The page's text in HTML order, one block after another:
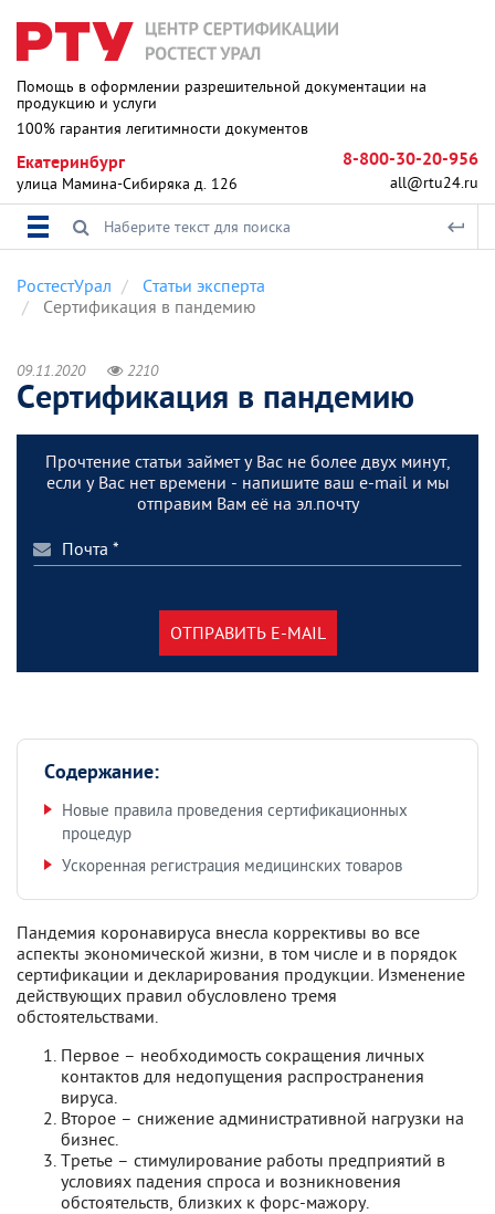
Помощь в оформлении разрешительной документации на
продукцию и услуги
100% гарантия легитимности документов
Екатеринбург
улица Мамина-Сибиряка д. 126
8-800-30-20-956
all@rtu24.ru
РостестУрал
Статьи эксперта
Сертификация в пандемию
09.11.2020 2210
Сертификация в пандемию
Прочтение статьи займет у Вас не более двух минут,
если у Вас нет времени - напишите ваш e-mail и мы
отправим Вам её на эл.почту
ОТПРАВИТЬ E-MAIL
Содержание:
Новые правила проведения сертификационных
процедур
Ускоренная регистрация медицинских товаров
Пандемия коронавируса внесла коррективы во все
аспекты экономической жизни, в том числе и в порядок
сертификации и декларирования продукции. Изменение
действующих правил обусловлено тремя
обстоятельствами.
Первое – необходимость сокращения личных
контактов для недопущения распространения
вируса.
Второе – снижение административной нагрузки на
бизнес.
Третье – стимулирование работы предприятий в
условиях падения спроса и возникновения
обстоятельств, близких к форс-мажору.